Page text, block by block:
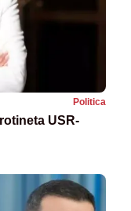
Politica
USR-